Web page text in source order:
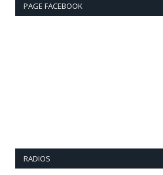
PAGE FACEBOOK
RADIOS